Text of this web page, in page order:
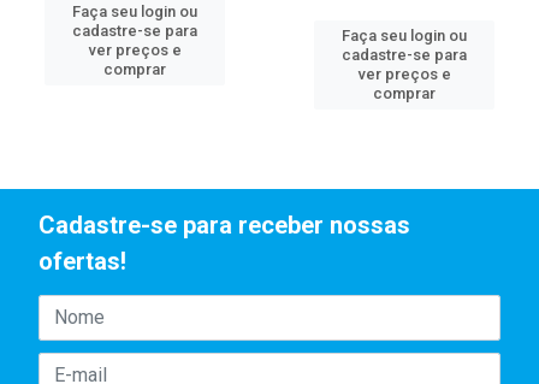
Faça seu login ou
cadastre-se para
ver preços e
comprar
Faça seu login ou
cadastre-se para
ver preços e
comprar
Cadastre-se para receber nossas
ofertas!